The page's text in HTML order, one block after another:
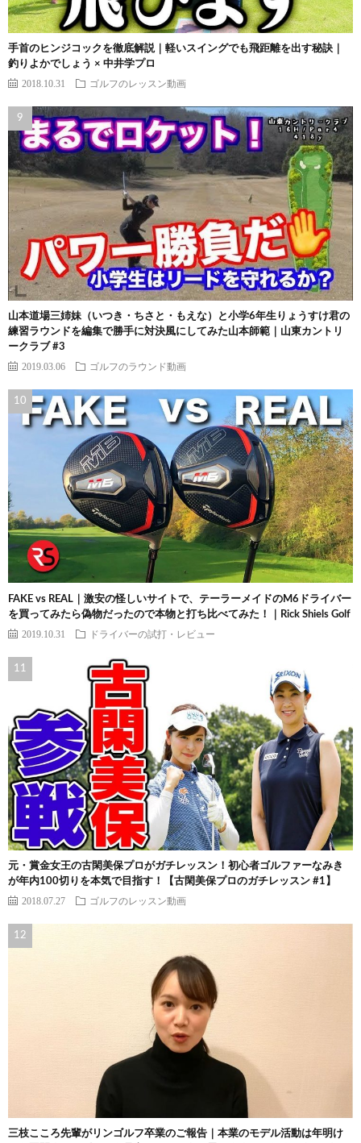
手首のヒンジコックを徹底解説｜軽いスイングでも飛距離を出す秘訣｜
釣りよかでしょう × 中井学プロ
2018.10.31 ゴルフのレッスン動画
山本道場三姉妹（いつき・ちさと・もえな）と小学6年生りょうすけ君の
練習ラウンドを編集で勝手に対決風にしてみた山本師範｜山東カントリ
ークラブ #3
2019.03.06 ゴルフのラウンド動画
FAKE vs REAL｜激安の怪しいサイトで、テーラーメイドのM6ドライバー
を買ってみたら偽物だったので本物と打ち比べてみた！｜Rick Shiels Golf
2019.10.31 ドライバーの試打・レビュー
元・賞金女王の古閑美保プロがガチレッスン！初心者ゴルファーなみき
が年内100切りを本気で目指す！【古閑美保プロのガチレッスン #1】
2018.07.27 ゴルフのレッスン動画
三枝こころ先輩がリンゴルフ卒業のご報告｜本業のモデル活動は年明け